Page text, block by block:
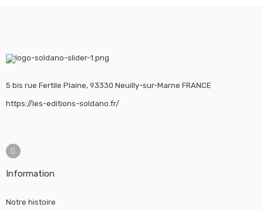
5 bis rue Fertile Plaine, 93330 Neuilly-sur-Marne FRANCE
https://les-editions-soldano.fr/
Information
Notre histoire